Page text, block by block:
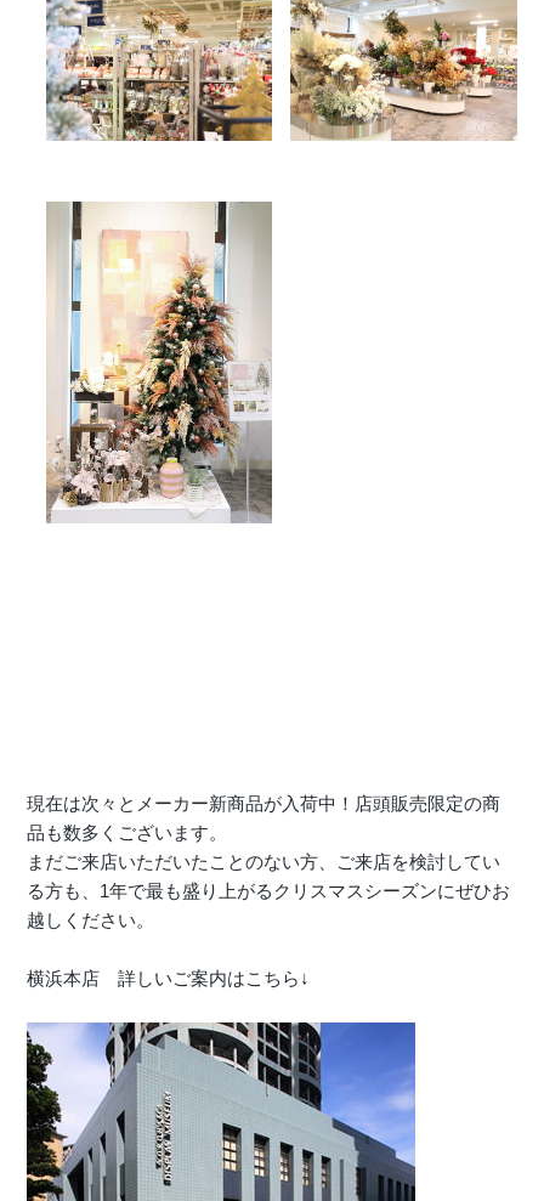
現在は次々とメーカー新商品が入荷中！店頭販売限定の商
品も数多くございます。
まだご来店いただいたことのない方、ご来店を検討してい
る方も、1年で最も盛り上がるクリスマスシーズンにぜひお
越しください。
横浜本店 詳しいご案内はこちら↓